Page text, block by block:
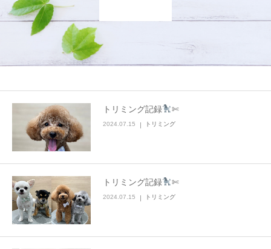
トリミング記録 ✄
2024.07.15 トリミング
トリミング記録 ✄
2024.07.15 トリミング
お知らせ
ブログ
お問い合わせ